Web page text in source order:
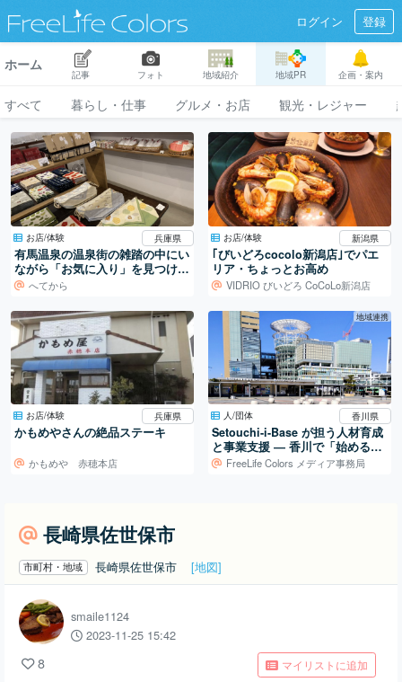
ログイン 登録
ホーム
記事 フォト 地域紹介 地域PR 企画・案内
すべて 暮らし・仕事 グルメ・お店 観光・レジャー
お店/体験 兵庫県
有馬温泉の温泉街の雑踏の中にい
ながら「お気に入り」を見つけた
くなるお店
へてから
お店/体験 新潟県
｢びいどろcocolo新潟店｣でパエ
リア・ちょっとお高め
VIDRIO びいどろ CoCoLo新潟店
お店/体験 兵庫県
かもめやさんの絶品ステーキ
かもめや 赤穂本店
地域連携
人/団体 香川県
Setouchi-i-Base が担う人材育成
と事業支援 ― 香川で「始める」
を支える拠点
FreeLife Colors メディア事務局
長崎県佐世保市
市町村・地域 長崎県佐世保市 [地図]
smaile1124
2023-11-25 15:42
8
マイリストに追加